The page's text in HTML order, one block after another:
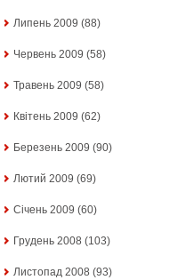
Липень 2009 (88)
Червень 2009 (58)
Травень 2009 (58)
Квітень 2009 (62)
Березень 2009 (90)
Лютий 2009 (69)
Січень 2009 (60)
Грудень 2008 (103)
Листопад 2008 (93)